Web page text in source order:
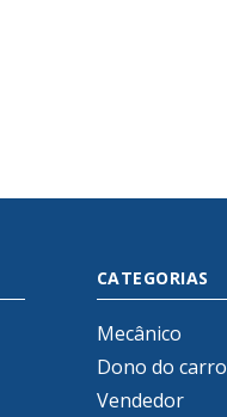
CATEGORIAS
Mecânico
Dono do carro
Vendedor